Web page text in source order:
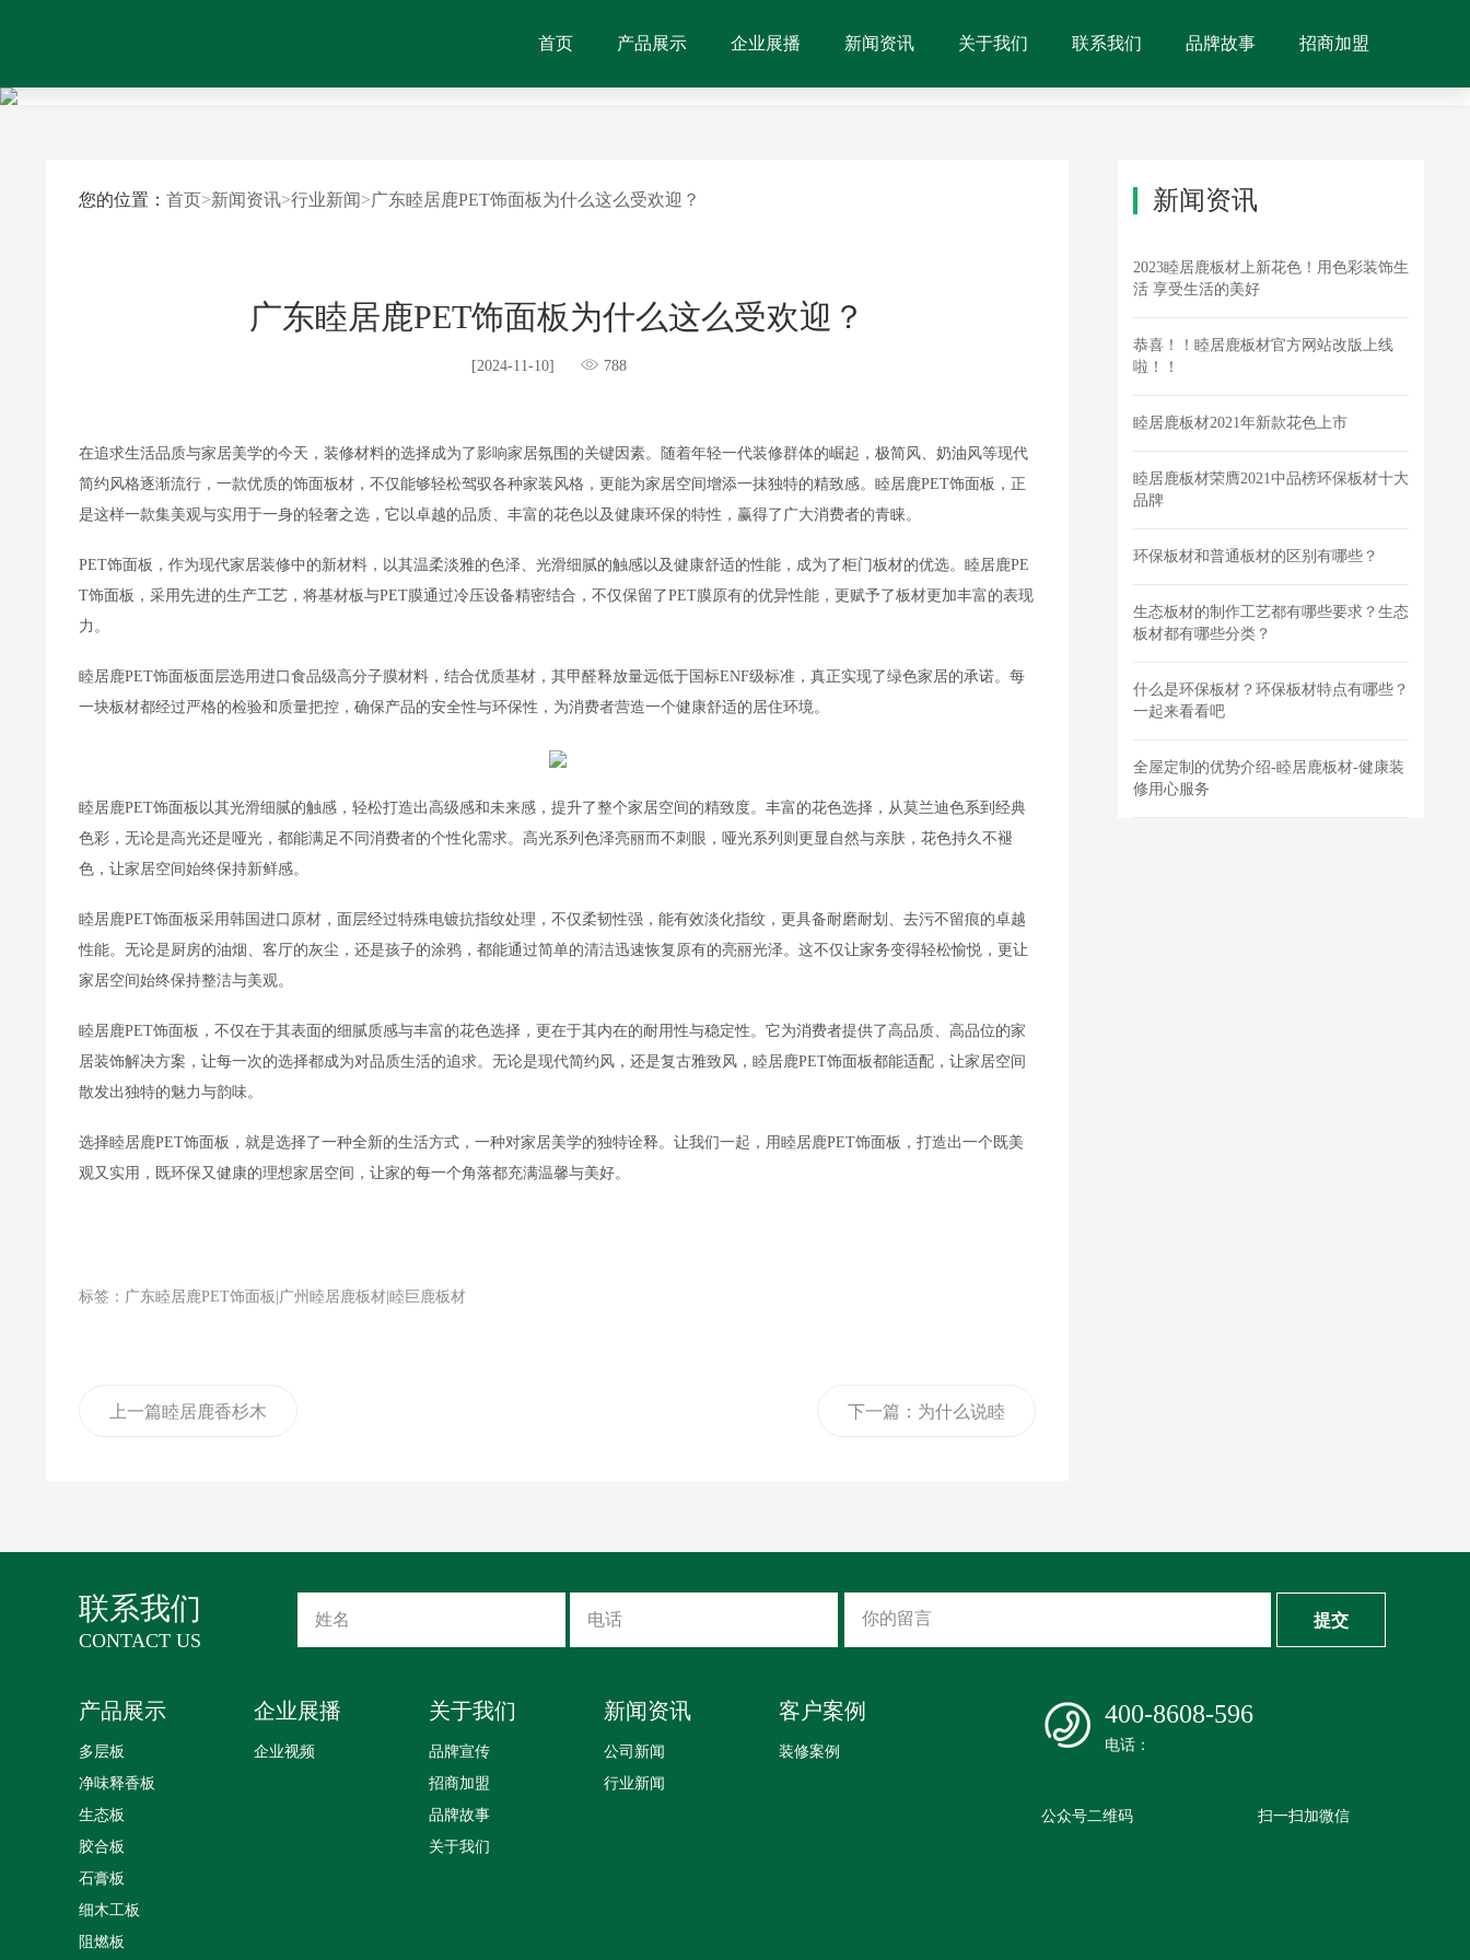
首页 产品展示 企业展播 新闻资讯 关于我们 联系我们 品牌故事 招商加盟
您的位置： 首页>新闻资讯>行业新闻>广东睦居鹿PET饰面板为什么这么受欢迎？
广东睦居鹿PET饰面板为什么这么受欢迎？
[2024-11-10] 788
在追求生活品质与家居美学的今天，装修材料的选择成为了影响家居氛围的关键因素。随着年轻一代装修群体的崛起，极简风、奶油风等现代
简约风格逐渐流行，一款优质的饰面板材，不仅能够轻松驾驭各种家装风格，更能为家居空间增添一抹独特的精致感。睦居鹿PET饰面板，正
是这样一款集美观与实用于一身的轻奢之选，它以卓越的品质、丰富的花色以及健康环保的特性，赢得了广大消费者的青睐。
PET饰面板，作为现代家居装修中的新材料，以其温柔淡雅的色泽、光滑细腻的触感以及健康舒适的性能，成为了柜门板材的优选。睦居鹿PE
T饰面板，采用先进的生产工艺，将基材板与PET膜通过冷压设备精密结合，不仅保留了PET膜原有的优异性能，更赋予了板材更加丰富的表现
力。
睦居鹿PET饰面板面层选用进口食品级高分子膜材料，结合优质基材，其甲醛释放量远低于国标ENF级标准，真正实现了绿色家居的承诺。每
一块板材都经过严格的检验和质量把控，确保产品的安全性与环保性，为消费者营造一个健康舒适的居住环境。
睦居鹿PET饰面板以其光滑细腻的触感，轻松打造出高级感和未来感，提升了整个家居空间的精致度。丰富的花色选择，从莫兰迪色系到经典
色彩，无论是高光还是哑光，都能满足不同消费者的个性化需求。高光系列色泽亮丽而不刺眼，哑光系列则更显自然与亲肤，花色持久不褪
色，让家居空间始终保持新鲜感。
睦居鹿PET饰面板采用韩国进口原材，面层经过特殊电镀抗指纹处理，不仅柔韧性强，能有效淡化指纹，更具备耐磨耐划、去污不留痕的卓越
性能。无论是厨房的油烟、客厅的灰尘，还是孩子的涂鸦，都能通过简单的清洁迅速恢复原有的亮丽光泽。这不仅让家务变得轻松愉悦，更让
家居空间始终保持整洁与美观。
睦居鹿PET饰面板，不仅在于其表面的细腻质感与丰富的花色选择，更在于其内在的耐用性与稳定性。它为消费者提供了高品质、高品位的家
居装饰解决方案，让每一次的选择都成为对品质生活的追求。无论是现代简约风，还是复古雅致风，睦居鹿PET饰面板都能适配，让家居空间
散发出独特的魅力与韵味。
选择睦居鹿PET饰面板，就是选择了一种全新的生活方式，一种对家居美学的独特诠释。让我们一起，用睦居鹿PET饰面板，打造出一个既美
观又实用，既环保又健康的理想家居空间，让家的每一个角落都充满温馨与美好。
标签：广东睦居鹿PET饰面板|广州睦居鹿板材|睦巨鹿板材
上一篇睦居鹿香杉木 下一篇： 为什么说睦
新闻资讯
2023睦居鹿板材上新花色！用色彩装饰生
活 享受生活的美好
恭喜！！睦居鹿板材官方网站改版上线
啦！！
睦居鹿板材2021年新款花色上市
睦居鹿板材荣膺2021中品榜环保板材十大
品牌
环保板材和普通板材的区别有哪些？
生态板材的制作工艺都有哪些要求？生态
板材都有哪些分类？
什么是环保板材？环保板材特点有哪些？
一起来看看吧
全屋定制的优势介绍-睦居鹿板材-健康装
修用心服务
联系我们
CONTACT US
提交
产品展示
多层板
净味释香板
生态板
胶合板
石膏板
细木工板
阻燃板
企业展播
企业视频
关于我们
品牌宣传
招商加盟
品牌故事
关于我们
新闻资讯
公司新闻
行业新闻
客户案例
装修案例
400-8608-596
电话：
公众号二维码 扫一扫加微信